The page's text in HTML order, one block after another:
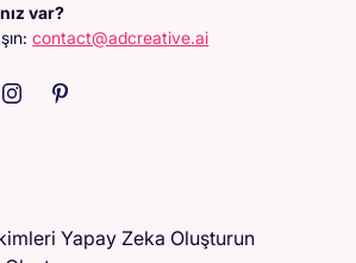
var?
contact@adcreative.ai
Yapay Zeka Oluşturun